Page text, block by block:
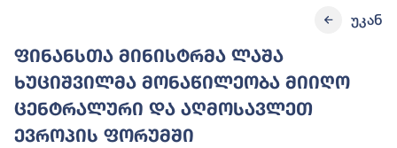
ფინანსთა მინისტრმა ლაშა
ხუციშვილმა მონაწილეობა მიიღო
ცენტრალური და აღმოსავლეთ
ევროპის ფორუმში
უკან